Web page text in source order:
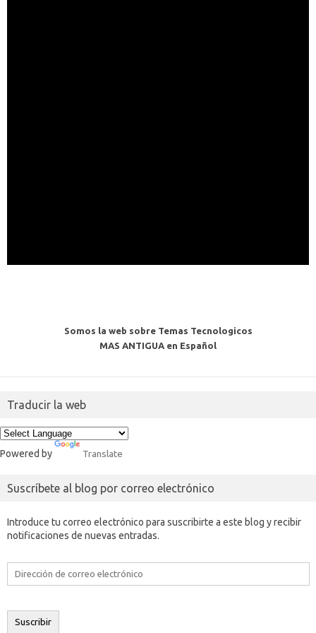
Somos la web sobre Temas Tecnologicos
MAS ANTIGUA en Español
Traducir la web
Powered by Translate
Suscríbete al blog por correo electrónico
Introduce tu correo electrónico para suscribirte a este blog y recibir
notificaciones de nuevas entradas.
Dirección
electrónico
Suscribir